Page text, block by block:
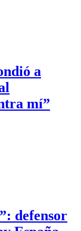
a
mí”
defensor